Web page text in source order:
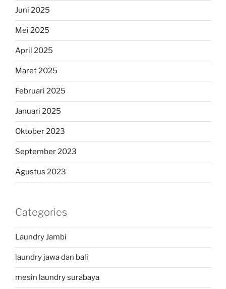
Juni 2025
Mei 2025
April 2025
Maret 2025
Februari 2025
Januari 2025
Oktober 2023
September 2023
Agustus 2023
Categories
Laundry Jambi
laundry jawa dan bali
mesin laundry surabaya